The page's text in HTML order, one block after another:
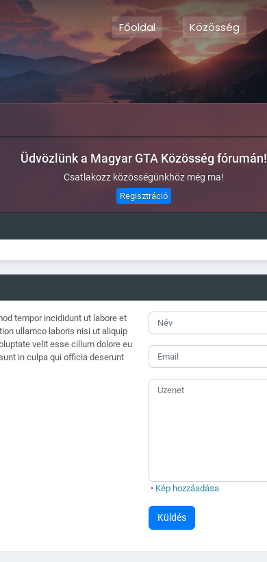
Főoldal Közösség
Üdvözlünk a Magyar GTA Közösség fórumán!
Csatlakozz közösségünkhöz még ma!
Regisztráció
tempor incididunt ut labore et
ullamco laboris nisi ut aliquip
velit esse cillum dolore eu
in culpa qui officia deserunt
• Kép hozzáadása